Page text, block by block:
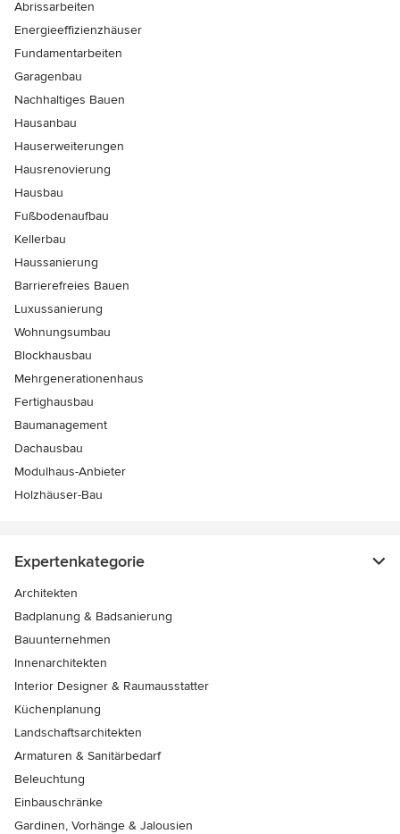
Abrissarbeiten
Energieeffizienzhäuser
Fundamentarbeiten
Garagenbau
Nachhaltiges Bauen
Hausanbau
Hauserweiterungen
Hausrenovierung
Hausbau
Fußbodenaufbau
Kellerbau
Haussanierung
Barrierefreies Bauen
Luxussanierung
Wohnungsumbau
Blockhausbau
Mehrgenerationenhaus
Fertighausbau
Baumanagement
Dachausbau
Modulhaus-Anbieter
Holzhäuser-Bau
Expertenkategorie
Architekten
Badplanung & Badsanierung
Bauunternehmen
Innenarchitekten
Interior Designer & Raumausstatter
Küchenplanung
Landschaftsarchitekten
Armaturen & Sanitärbedarf
Beleuchtung
Einbauschränke
Gardinen, Vorhänge & Jalousien